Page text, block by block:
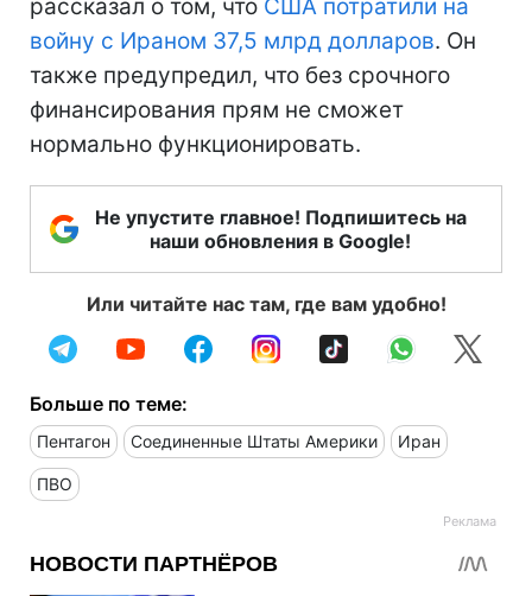
рассказал о том, что США потратили на
войну с Ираном 37,5 млрд долларов. Он
также предупредил, что без срочного
финансирования прям не сможет
нормально функционировать.
Не упустите главное! Подпишитесь на
наши обновления в Google!
Или читайте нас там, где вам удобно!
Больше по теме:
Пентагон Соединенные Штаты Америки Иран
ПВО